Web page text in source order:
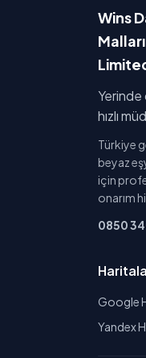
Wins
Yerinde
hızlı
Türkiye
beyaz
için
onarım
0850
Google
Yandex